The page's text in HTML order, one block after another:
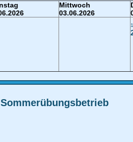
Mittwoch
03.06.2026